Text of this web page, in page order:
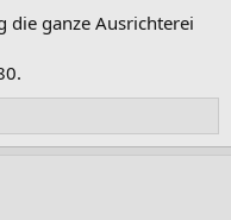
die ganze Ausrichterei